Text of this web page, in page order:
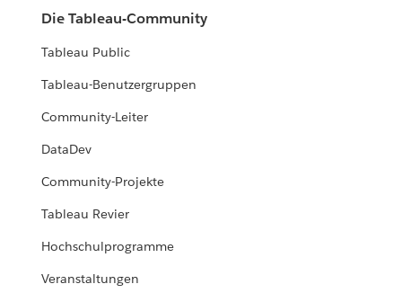
Die Tableau-Community
Tableau Public
Tableau-Benutzergruppen
Community-Leiter
DataDev
Community-Projekte
Tableau Revier
Hochschulprogramme
Veranstaltungen